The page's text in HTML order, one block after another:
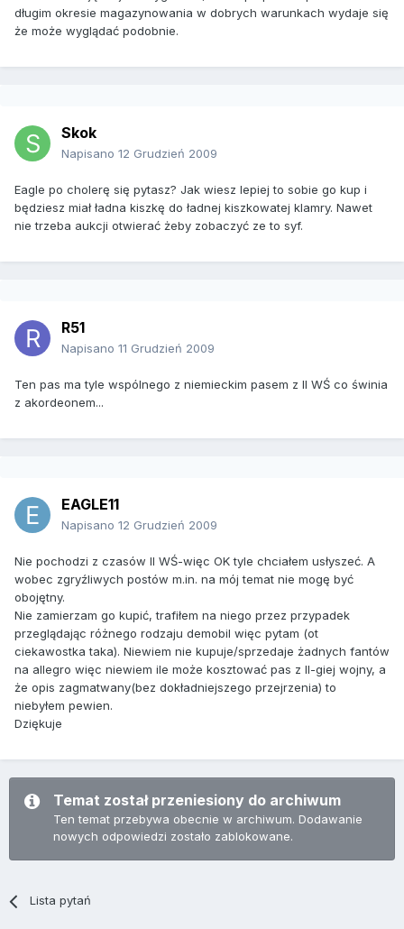
długim okresie magazynowania w dobrych warunkach wydaje się
że może wyglądać podobnie.
Skok
Napisano 12 Grudzień 2009
Eagle po cholerę się pytasz? Jak wiesz lepiej to sobie go kup i
będziesz miał ładna kiszkę do ładnej kiszkowatej klamry. Nawet
nie trzeba aukcji otwierać żeby zobaczyć ze to syf.
R51
Napisano 11 Grudzień 2009
Ten pas ma tyle wspólnego z niemieckim pasem z II WŚ co świnia
z akordeonem...
EAGLE11
Napisano 12 Grudzień 2009
Nie pochodzi z czasów II WŚ-więc OK tyle chciałem usłyszeć. A
wobec zgryźliwych postów m.in. na mój temat nie mogę być
obojętny.
Nie zamierzam go kupić, trafiłem na niego przez przypadek
przeglądając różnego rodzaju demobil więc pytam (ot
ciekawostka taka). Niewiem nie kupuje/sprzedaje żadnych fantów
na allegro więc niewiem ile może kosztować pas z II-giej wojny, a
że opis zagmatwany(bez dokładniejszego przejrzenia) to
niebyłem pewien.
Dziękuje
Temat został przeniesiony do archiwum
Ten temat przebywa obecnie w archiwum. Dodawanie
nowych odpowiedzi zostało zablokowane.
Lista pytań